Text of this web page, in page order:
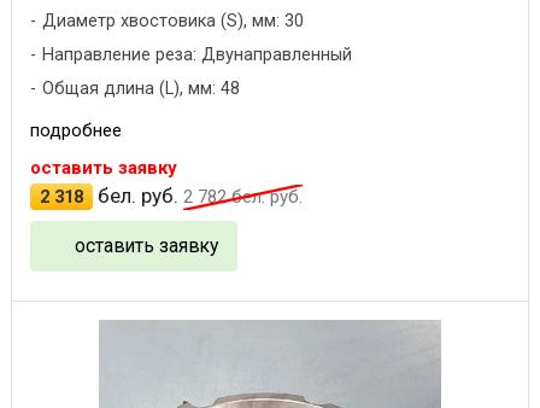
Диаметр хвостовика (S), мм: 30
Направление реза: Двунаправленный
Общая длина (L), мм: 48
подробнее
оставить заявку
2 318
бел. руб. 2 782бел. руб.
оставить заявку